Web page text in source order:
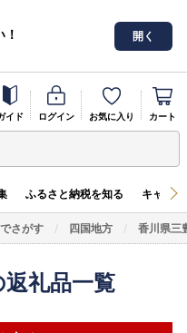
開く
イド ログイン お気に入り カート
ふるさと納税を知る キャン
さがす 四国地方 香川県三
礼品一覧